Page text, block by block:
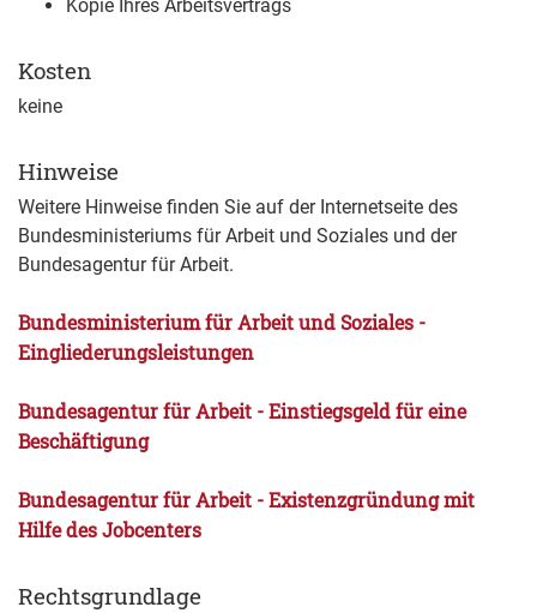
Kopie Ihres Arbeitsvertrags
Kosten
keine
Hinweise
Weitere Hinweise finden Sie auf der Internetseite des
Bundesministeriums für Arbeit und Soziales und der
Bundesagentur für Arbeit.
Bundesministerium für Arbeit und Soziales -
Eingliederungsleistungen
Bundesagentur für Arbeit - Einstiegsgeld für eine
Beschäftigung
Bundesagentur für Arbeit - Existenzgründung mit
Hilfe des Jobcenters
Rechtsgrundlage